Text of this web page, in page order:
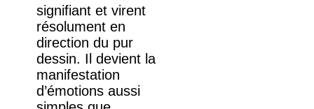
signifiant et virent
résolument en
direction du pur
dessin. Il devient la
manifestation
d’émotions aussi